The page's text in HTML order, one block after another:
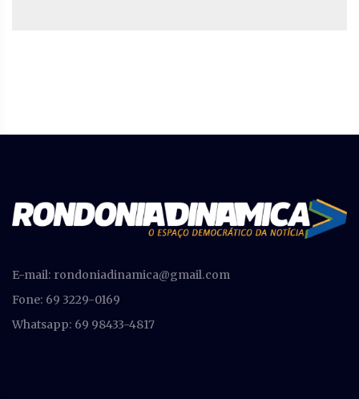
E-mail: rondoniadinamica@gmail.com
Fone: 69 3229-0169
Whatsapp: 69 98433-4817